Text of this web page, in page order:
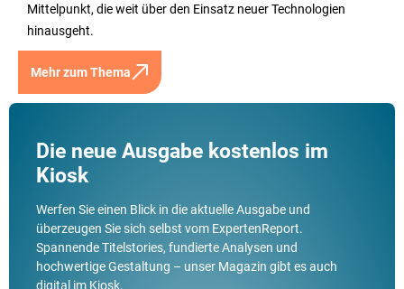
Mittelpunkt, die weit über den Einsatz neuer Technologien
hinausgeht.
Mehr zum Thema
Die neue Ausgabe kostenlos im
Kiosk
Werfen Sie einen Blick in die aktuelle Ausgabe und
überzeugen Sie sich selbst vom ExpertenReport.
Spannende Titelstories, fundierte Analysen und
hochwertige Gestaltung – unser Magazin gibt es auch
digital im Kiosk.